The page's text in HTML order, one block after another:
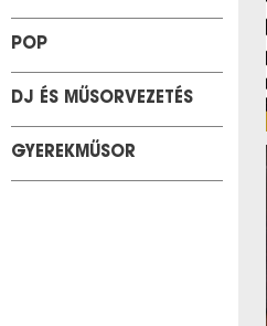
POP
DJ ÉS MŰSORVEZETÉS
GYEREKMŰSOR